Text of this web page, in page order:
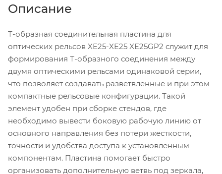
Описание
Т-образная соединительная пластина для
оптических рельсов XE25-XE25 XE25GP2 служит для
формирования Т-образного соединения между
двумя оптическими рельсами одинаковой серии,
что позволяет создавать разветвленные и при этом
компактные рельсовые конфигурации. Такой
элемент удобен при сборке стендов, где
необходимо вывести боковую рабочую линию от
основного направления без потери жесткости,
точности и удобства доступа к установленным
компонентам. Пластина помогает быстро
организовать дополнительную ветвь под зеркала,